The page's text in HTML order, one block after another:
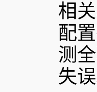
相
配
测
失误